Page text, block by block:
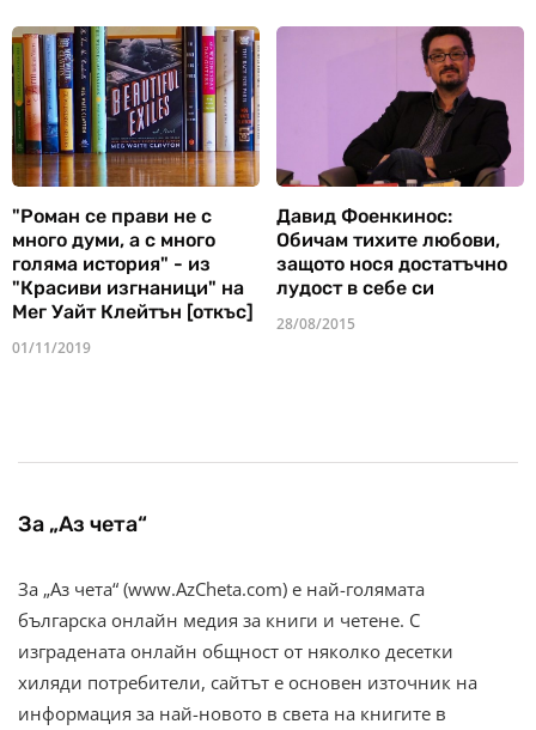
"Роман се прави не с
много думи, а с много
голяма история" - из
"Красиви изгнаници" на
Мег Уайт Клейтън [откъс]
01/11/2019
Давид Фоенкинос:
Обичам тихите любови,
защото нося достатъчно
лудост в себе си
28/08/2015
За „Аз чета“
За „Аз чета“ (www.AzCheta.com) е най-голямата
българска онлайн медия за книги и четене. С
изградената онлайн общност от няколко десетки
хиляди потребители, сайтът е основен източник на
информация за най-новото в света на книгите в